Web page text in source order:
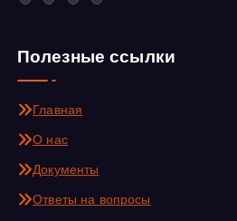
Полезные ссылки
Главная
О нас
Документы
Ответы на вопросы